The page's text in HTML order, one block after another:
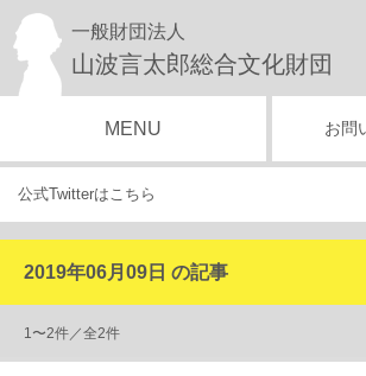
一般財団法人
山波言太郎総合文化財団
MENU お問
公式Twitterはこちら
2019年06月09日 の記事
1〜2件／全2件